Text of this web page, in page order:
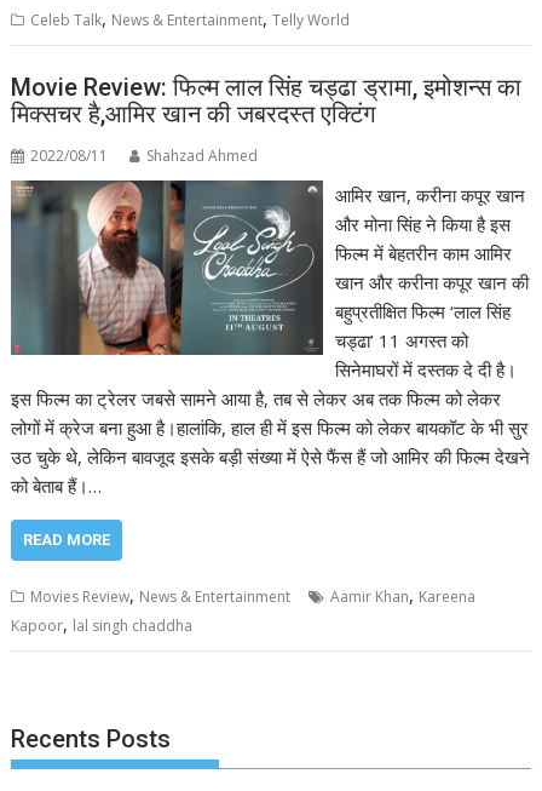
Celeb Talk, News & Entertainment,Telly World
Movie Review: फिल्म लाल सिंह चड्ढा ड्रामा, इमोशन्स का
मिक्सचर है,आमिर खान की जबरदस्त एक्टिंग
2022/08/11 Shahzad Ahmed
आमिर खान, करीना कपूर खान
और मोना सिंह ने किया है इस
फिल्म में बेहतरीन काम आमिर
खान और करीना कपूर खान की
बहुप्रतीक्षित फिल्म ‘लाल सिंह
चड्ढा’ 11 अगस्त को
सिनेमाघरों में दस्तक दे दी है।
इस फिल्म का ट्रेलर जबसे सामने आया है, तब से लेकर अब तक फिल्म को लेकर
लोगों में क्रेज बना हुआ है।हालांकि, हाल ही में इस फिल्म को लेकर बायकॉट के भी सुर
उठ चुके थे, लेकिन बावजूद इसके बड़ी संख्या में ऐसे फैंस हैं जो आमिर की फिल्म देखने
को बेताब हैं।…
READ MORE
Movies Review, News & Entertainment Aamir Khan, Kareena
Kapoor, lal singh chaddha
Recents Posts